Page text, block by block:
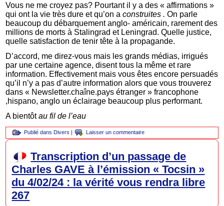
Vous ne me croyez pas? Pourtant il y a des « affirmations »
qui ont la vie très dure et qu’on aconstruites . On parle
beaucoup du débarquement anglo- américain, rarement des
millions de morts à Stalingrad et Leningrad. Quelle justice,
quelle satisfaction de tenir tête à la propagande.
D’accord, me direz-vous mais les grands médias, irrigués
par une certaine agence, disent tous la même et rare
information. Effectivement mais vous êtes encore persuadés
qu’il n’y a pas d’autre information alors que vous trouverez
dans « Newsletter.chaîne.pays étranger » francophone
,hispano, anglo un éclairage beaucoup plus performant.
A bientôtau fil de l’eau
Publié dans Divers | Laisser un commentaire
Transcription d’un passage de
Charles GAVE à l’émission « Tocsin »
du 4/02/24 : la vérité vous rendra libre
267